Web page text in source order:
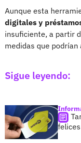
Aunque esta
digitales y
insuficiente, a partir
medidas que
Sigue leyendo: